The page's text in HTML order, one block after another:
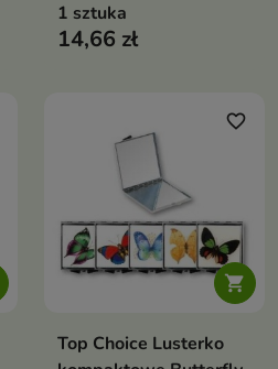
1 sztuka
14,66 zł

favorite_border
Top Choice Lusterko